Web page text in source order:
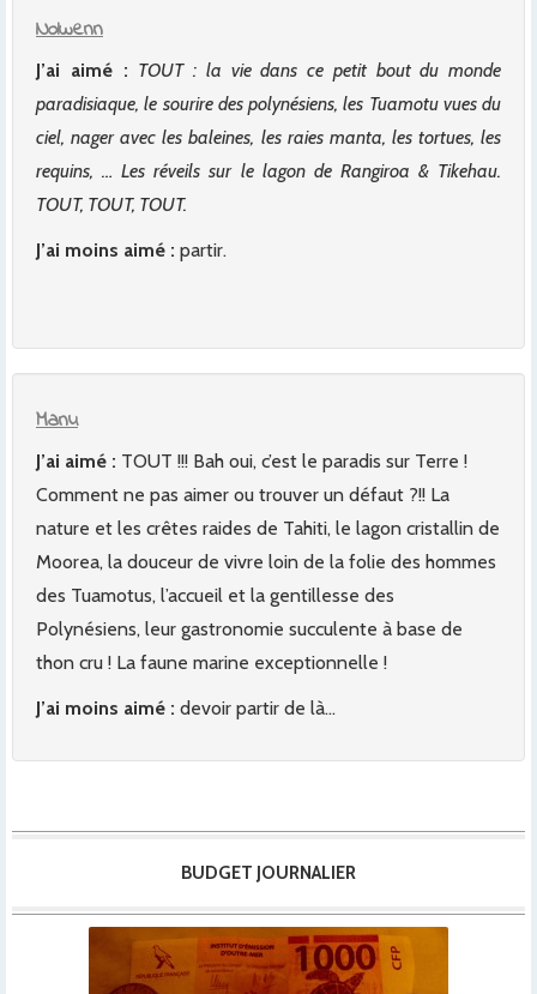
Nolwenn
J’ai aimé : TOUT : la vie dans ce petit bout du monde
paradisiaque, le sourire des polynésiens, les Tuamotu vues du
ciel, nager avec les baleines, les raies manta, les tortues, les
requins, … Les réveils sur le lagon de Rangiroa & Tikehau.
TOUT, TOUT, TOUT.
J’ai moins aimé : partir.
Manu
J’ai aimé : TOUT !!! Bah oui, c’est le paradis sur Terre !
Comment ne pas aimer ou trouver un défaut ?!! La
nature et les crêtes raides de Tahiti, le lagon cristallin de
Moorea, la douceur de vivre loin de la folie des hommes
des Tuamotus, l’accueil et la gentillesse des
Polynésiens, leur gastronomie succulente à base de
thon cru ! La faune marine exceptionnelle !
J’ai moins aimé : devoir partir de là…
BUDGET JOURNALIER